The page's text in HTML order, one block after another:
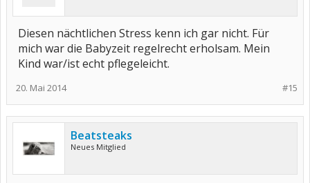
Diesen nächtlichen Stress kenn ich gar nicht. Für
mich war die Babyzeit regelrecht erholsam. Mein
Kind war/ist echt pflegeleicht.
#15
20. Mai 2014
Beatsteaks
Neues Mitglied